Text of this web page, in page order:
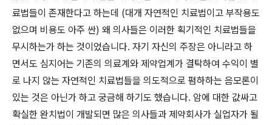
료법들이 존재한다고 하는데 (대개 자연적인 치료법이고 부작용도
없으며 비용도 아주 싼) 왜 의사들은 이러한 획기적인 치료법들을
무시하는가 하는 것이었습니다. 자기 자신의 주장은 아니라고 하
면서도 심지어는 기존의 의료계와 제약업계가 결탁하여 수익이 별
로 나지 않는 자연적인 치료법들을 의도적으로 폄하하는 음모론이
있는 것은 아닌가 하고 궁금해 하기도 했습니다. 암에 대한 값싸고
확실한 완치법이 개발되면 많은 의사들과 제약회사가 실업자가 될